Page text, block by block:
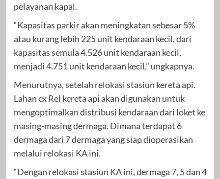
pelayanan kapal.
“Kapasitas parkir akan meningkatan sebesar 5%
atau kurang lebih 225 unit kendaraan kecil, dari
kapasitas semula 4.526 unit kendaraan kecil,
menjadi 4.751 unit kendaraan kecil,” ungkapnya.
Menurutnya, setelah relokasi stasiun kereta api.
Lahan ex Rel kereta api akan digunakan untuk
mengoptimalkan distribusi kendaraan dari loket ke
masing-masing dermaga. Dimana terdapat 6
dermaga dari 7 dermaga yang siap dioperasikan
melalui relokasi KA ini.
“Dengan relokasi stasiun KA ini, dermaga 7, 5 dan 4